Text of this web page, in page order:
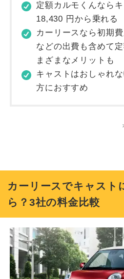
定額カルモくんなら
18,430 円から乗れる
カーリースなら初期
などの出費も含めて
まざまなメリットも
キャストはおしゃれ
方におすすめ
カーリースでキャスト
ら？3社の料金比較